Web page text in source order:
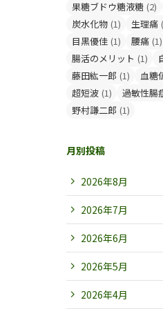
果糖ブドウ糖液糖 (2)
炭水化物 (1) 生理痛
目黒優佳 (1) 腰痛 (1)
腸活のメリット (1)
藤田紘一郎 (1) 血糖
超短波 (1) 過敏性腸
野村謙二郎 (1)
月別投稿
2026年8月
2026年7月
2026年6月
2026年5月
2026年4月